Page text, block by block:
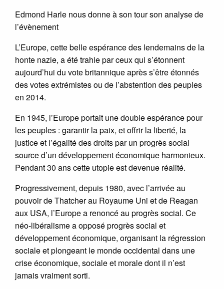
Edmond Harle nous donne à son tour son analyse de
l’évènement
L’Europe, cette belle espérance des lendemains de la
honte nazie, a été trahie par ceux qui s’étonnent
aujourd’hui du vote britannique après s’être étonnés
des votes extrémistes ou de l’abstention des peuples
en 2014.
En 1945, l’Europe portait une double espérance pour
les peuples : garantir la paix, et offrir la liberté, la
justice et l’égalité des droits par un progrès social
source d’un développement économique harmonieux.
Pendant 30 ans cette utopie est devenue réalité.
Progressivement, depuis 1980, avec l’arrivée au
pouvoir de Thatcher au Royaume Uni et de Reagan
aux USA, l’Europe a renoncé au progrès social. Ce
néo-libéralisme a opposé progrès social et
développement économique, organisant la régression
sociale et plongeant le monde occidental dans une
crise économique, sociale et morale dont il n’est
jamais vraiment sorti.